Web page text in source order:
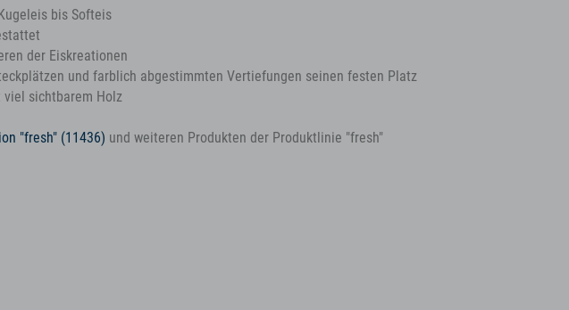
bis Softeis
der Eiskreationen
und farblich abgestimmten Vertiefungen seinen festen Platz
sichtbarem Holz
"fresh" (11436) und weiteren Produkten der Produktlinie "fresh"